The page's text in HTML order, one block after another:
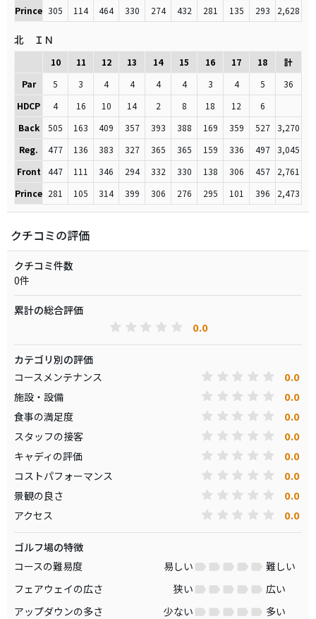
Prince 305 114 464 330 274 432 281 135 293 2,628
北 ＩＮ
10 11 12 13 14 15 16 17 18
計
Par
5 3 4 4 4 4 3 4 5
36
HDCP
4 16 10 14 2 8 18 12
6
Back
505 163 409 357 393 388 169 359 527
3,270
Reg.
477 136 383 327 365 365 159 336 497
3,045
Front
447 111 346 294 332 330 138 306 457
2,761
Prince 281 105 314 399 306 276 295 101 396 2,473
クチコミの評価
クチコミ件数
0件
累計の総合評価
0.0
カテゴリ別の評価
コースメンテナンス
0.0
施設・設備 0.0
食事の満足度 0.0
スタッフの接客 0.0
キャディの評価 0.0
コストパフォーマンス 0.0
景観の良さ 0.0
アクセス 0.0
ゴルフ場の特徴
コースの難易度
易しい
難しい
フェアウェイの広さ
狭い
広い
アップダウンの多さ
少ない
多い